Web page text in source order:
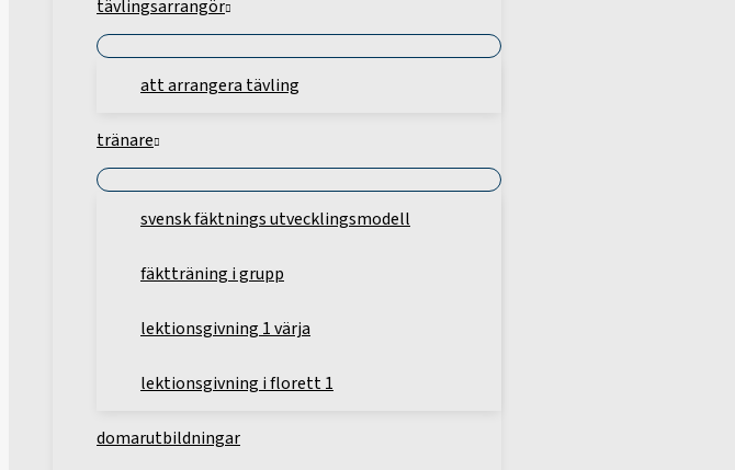
tävlingsarrangör
att arrangera tävling
tränare
svensk fäktnings utvecklingsmodell
fäktträning i grupp
lektionsgivning 1 värja
lektionsgivning i florett 1
domarutbildningar